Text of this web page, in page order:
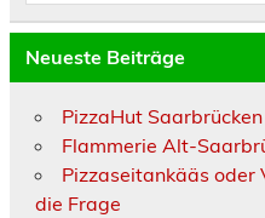
Neueste Beiträge
PizzaHut
Flammerie Alt-
Pizzaseitankääs oder
die Frage